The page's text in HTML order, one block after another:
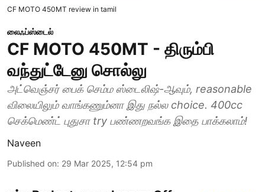
CF MOTO 450MT review in tamil
லைஃப்ஸ்டைல்
CF MOTO 450MT - திரும்பி
வந்துட்டேனு சொல்லு
அட்வெஞ்சர் பைக் செம்ம ஸ்டைலிஷ்-ஆவும், reasonable
விலையிலும் வாங்கணும்னா இது நல்ல choice. 400cc
செக்மெண்ட் புதுசா try பண்ணறவங்க இதை பாக்கலாம்!
Naveen
Published on: 29 Mar 2025, 12:54 pm